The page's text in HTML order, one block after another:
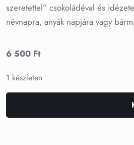
szeretettel” csokoládéval és
névnapra, anyák napjára vagy
6 500 Ft
1 készleten